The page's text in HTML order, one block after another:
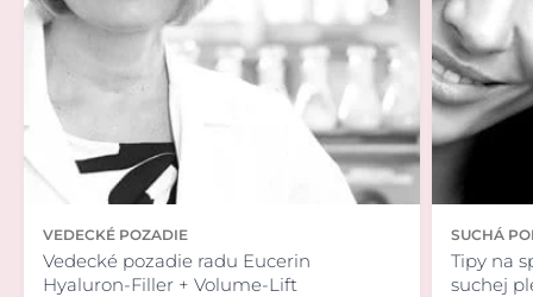
VEDECKÉ POZADIE
Vedecké pozadie radu Eucerin
Hyaluron-Filler + Volume-Lift
SUCHÁ
Tipy na
suchej